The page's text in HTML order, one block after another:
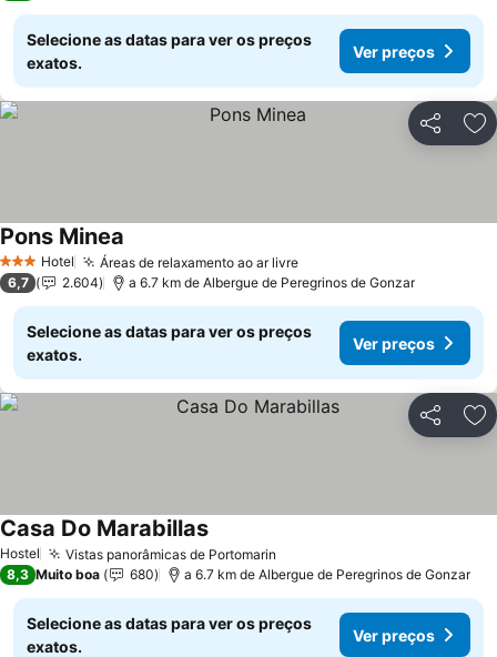
Selecione as datas para ver os preços
exatos.
Ver preços
Partilhar
3 EstrelasHotel Áreas de relaxamento ao ar livreVer preços
Pons Minea
6,7 2.604 a 6.7 km de Albergue de Peregrinos de Gonzar
Selecione as datas para ver os preços
exatos.
Ver preços
Partilhar
Hostel Vistas panorâmicas de Portomarin
Casa Do MarabillasVer preços
8,3 Muito boa 680 a 6.7 km de Albergue de Peregrinos de Gonzar
Selecione as datas para ver os preços
exatos.
Ver preços